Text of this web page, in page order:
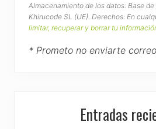
Almacenamiento de los datos: Base
Khirucode SL (UE). Derechos: En
limitar, recuperar y borrar tu
* Prometo no enviarte
Entradas